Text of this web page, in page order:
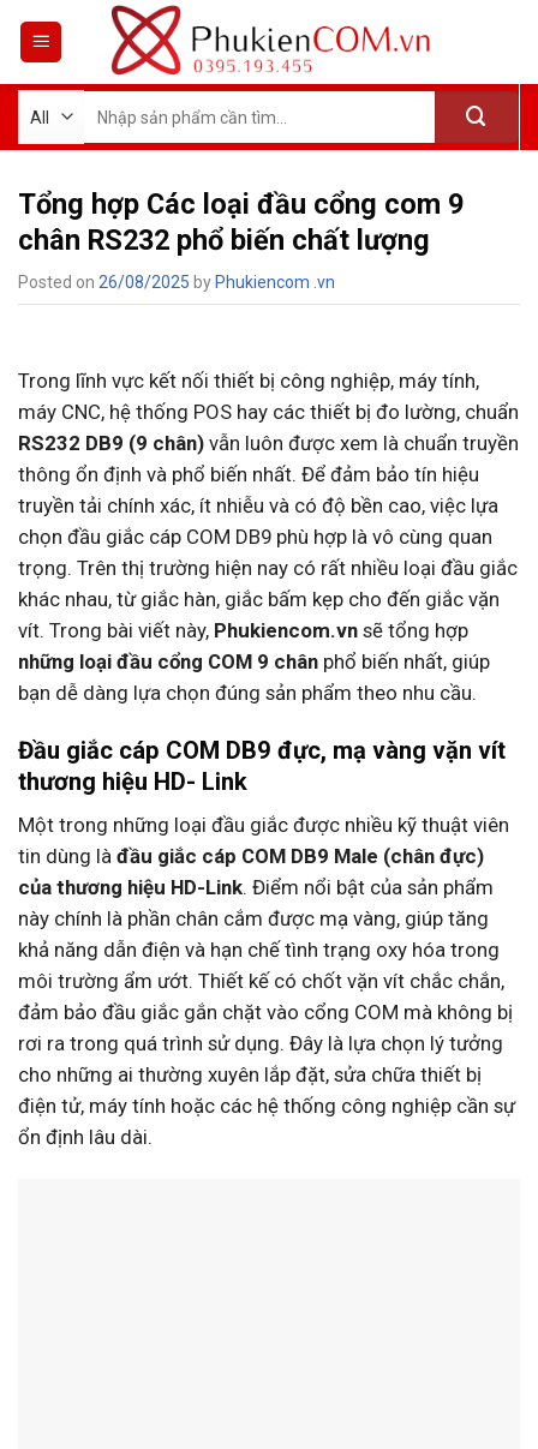
kiếm:
Tổng hợp Các loại đầu cổng com 9
chân RS232 phổ biến chất lượng
Posted on 26/08/2025 by Phukiencom .vn
Trong lĩnh vực kết nối thiết bị công nghiệp, máy tính,
máy CNC, hệ thống POS hay các thiết bị đo lường, chuẩn
RS232 DB9 (9 chân) vẫn luôn được xem là chuẩn truyền
thông ổn định và phổ biến nhất. Để đảm bảo tín hiệu
truyền tải chính xác, ít nhiễu và có độ bền cao, việc lựa
chọn đầu giắc cáp COM DB9 phù hợp là vô cùng quan
trọng. Trên thị trường hiện nay có rất nhiều loại đầu giắc
khác nhau, từ giắc hàn, giắc bấm kẹp cho đến giắc vặn
vít. Trong bài viết này, Phukiencom.vn sẽ tổng hợp
những loại đầu cổng COM 9 chân phổ biến nhất, giúp
bạn dễ dàng lựa chọn đúng sản phẩm theo nhu cầu.
Đầu giắc cáp COM DB9 đực, mạ vàng vặn vít
thương hiệu HD- Link
Một trong những loại đầu giắc được nhiều kỹ thuật viên
tin dùng là đầu giắc cáp COM DB9 Male (chân đực)
của thương hiệu HD-Link. Điểm nổi bật của sản phẩm
này chính là phần chân cắm được mạ vàng, giúp tăng
khả năng dẫn điện và hạn chế tình trạng oxy hóa trong
môi trường ẩm ướt. Thiết kế có chốt vặn vít chắc chắn,
đảm bảo đầu giắc gắn chặt vào cổng COM mà không bị
rơi ra trong quá trình sử dụng. Đây là lựa chọn lý tưởng
cho những ai thường xuyên lắp đặt, sửa chữa thiết bị
điện tử, máy tính hoặc các hệ thống công nghiệp cần sự
ổn định lâu dài.